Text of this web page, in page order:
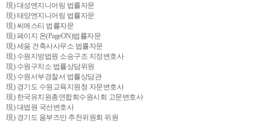
現) 대성엔지니어링 법률자문
現) 태양엔지니어링 법률자문
現) 씨에스티 법률자문
現) 페이지 온(PageON)법률자문
現) 세움 건축사사무소 법률자문
現) 수원지방법원 소송구조 지정변호사
現) 수원구치소 법률상담위원
現) 수원서부경찰서 법률상담관
現) 경기도 수원교육지원청 자문변호사
現) 한국유치원총연합회수원시회 고문변호사
現) 대법원 국선변호사
現) 경기도 움부즈만 추천위원회 위원